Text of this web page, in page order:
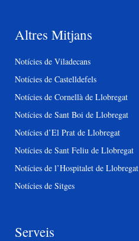
Altres Mitjans
Notícies de Viladecans
Notícies de Castelldefels
Notícies de Cornellà de Llobregat
Notícies de Sant Boi de Llobregat
Notícies d’El Prat de Llobregat
Notícies de Sant Feliu de Llobregat
Notícies de l’Hospitalet de Llobregat
Notícies de Sitges
Serveis